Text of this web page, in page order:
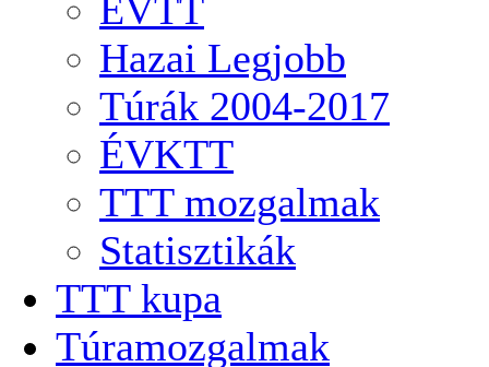
ÉVTT
Hazai Legjobb
Túrák 2004-2017
ÉVKTT
TTT mozgalmak
Statisztikák
TTT kupa
Túramozgalmak